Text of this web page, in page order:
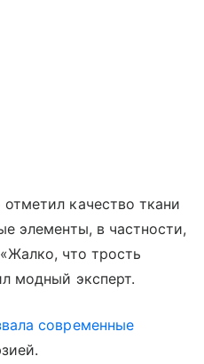
качество ткани
элементы, в частности,
что трость
модный эксперт.
современные